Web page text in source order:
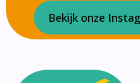
Bekijk onze